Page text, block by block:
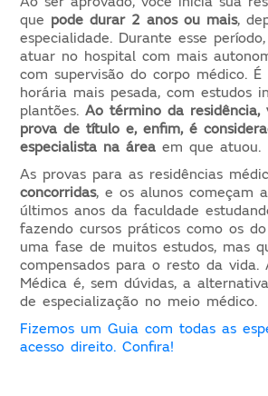
que pode durar 2 anos ou mais,
especialidade. Durante esse
atuar no hospital com mais
com supervisão do corpo médico.
horária mais pesada, com estudos
plantões.Ao término da residência,
prova de título e, enfim, é
especialista na área em que atuou.
As provas para as residências
concorridas, e os alunos começam
últimos anos da faculdade
fazendo cursos práticos como os do
uma fase de muitos estudos, mas
compensados para o resto da vida.
Médica é, sem dúvidas, a
de especialização no meio médico.
Fizemos um Guia com todas as
acesso direito. Confira!